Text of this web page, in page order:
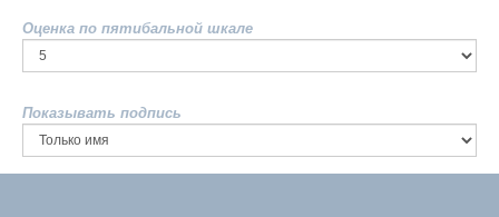
Оценка по пятибальной шкале
Показывать подпись